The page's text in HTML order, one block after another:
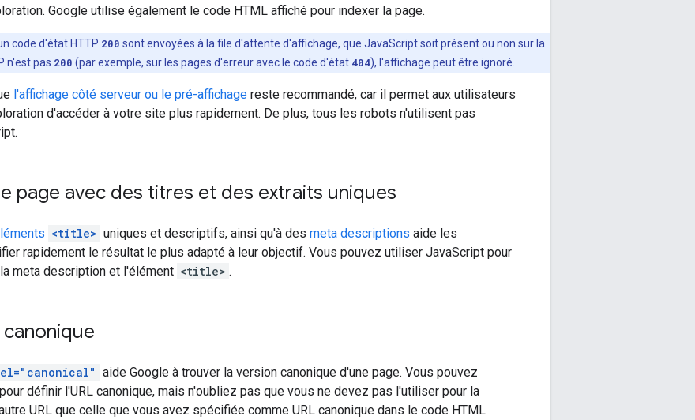
Google utilise également le code HTML affiché pour indexer la page.
code d'état HTTP 200 sont envoyées à la file d'attente d'affichage, que JavaScript soit présent ou non sur la
n'est pas 200 (par exemple, sur les pages d'erreur avec le code d'état 404), l'affichage peut être ignoré.
l'affichage côté serveur ou le pré-affichage reste recommandé, car il permet aux utilisateurs
d'accéder à votre site plus rapidement. De plus, tous les robots n'utilisent pas
page avec des titres et des extraits uniques
<title> uniques et descriptifs, ainsi qu'à des meta descriptions aide les
rapidement le résultat le plus adapté à leur objectif. Vous pouvez utiliser JavaScript pour
meta description et l'élément <title> .
canonique
aide Google à trouver la version canonique d'une page. Vous pouvez
définir l'URL canonique, mais n'oubliez pas que vous ne devez pas l'utiliser pour la
URL que celle que vous avez spécifiée comme URL canonique dans le code HTML